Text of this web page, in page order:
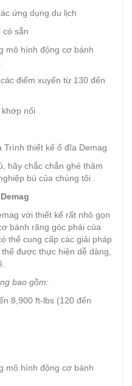
ứng dụng du lịch
có sẵn
mô hình động cơ bánh
điểm xuyến từ 130 đến
nối
Trình thiết kế ổ đĩa Demag
hãy chắc chắn ghé thăm
bù của chúng tôi .
với thiết kế rất nhỏ gọn
bánh răng góc phải của
thể cung cấp các giải pháp
được thực hiện dễ dàng,
bao gồm:
8,900 ft-lbs (120 đến
mô hình động cơ bánh